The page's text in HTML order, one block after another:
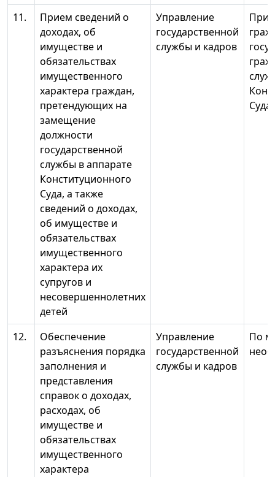
11.
Прием сведений о
доходах, об
имуществе и
обязательствах
имущественного
характера граждан,
претендующих на
замещение
должности
государственной
службы в аппарате
Конституционного
Суда, а также
сведений о доходах,
об имуществе и
обязательствах
имущественного
характера их
супругов и
несовершеннолетних
детей
Управление
государственной
службы и кадров
При
Суда
12.
Обеспечение
разъяснения порядка
заполнения и
представления
справок о доходах,
расходах, об
имуществе и
обязательствах
имущественного
характера
Управление
государственной
службы и кадров
По